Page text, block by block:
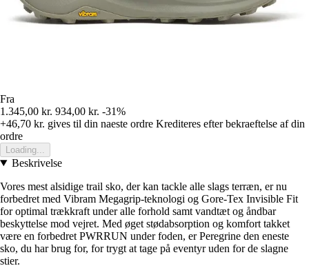
Fra
1.345,00 kr. 934,00 kr. -31%
+46,70 kr. gives til din naeste ordre Krediteres efter bekraeftelse af din
ordre
Loading...
Beskrivelse
Vores mest alsidige trail sko, der kan tackle alle slags terræn, er nu
forbedret med Vibram Megagrip-teknologi og Gore-Tex Invisible Fit
for optimal trækkraft under alle forhold samt vandtæt og åndbar
beskyttelse mod vejret. Med øget stødabsorption og komfort takket
være en forbedret PWRRUN under foden, er Peregrine den eneste
sko, du har brug for, for trygt at tage på eventyr uden for de slagne
stier.